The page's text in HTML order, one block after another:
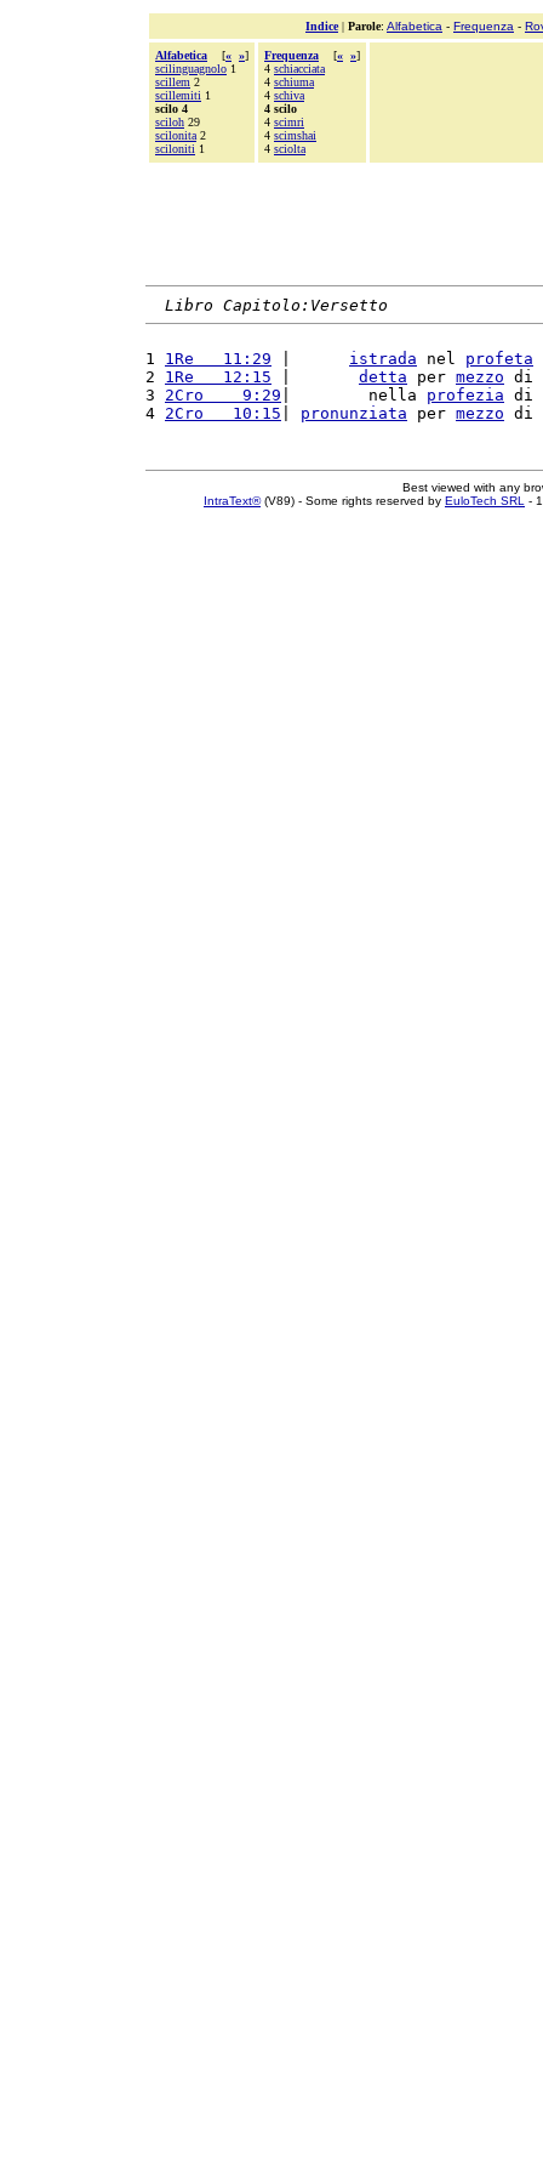
Indice| Parole: Alfabetica - Frequenza -
Alfabetica [« »]
scilinguagnolo 1
scillem 2
scillemiti 1
scilo 4
sciloh 29
scilonita 2
sciloniti 1
Frequenza [« »]
4 schiacciata
4 schiuma
4 schiva
4 scilo
4 scimri
4 scimshai
4 sciolta
Libro Capitolo:Versetto
1 1Re   11:29 istrada nel profeta
2 1Re   12:15 detta per mezzo di
3 2Cro    9:29 |        nella profezia di
4 2Cro   10:15 pronunziata per mezzo di
Best viewed with any
IntraText®(V89) - Some rights reserved by EuloTech SRL -